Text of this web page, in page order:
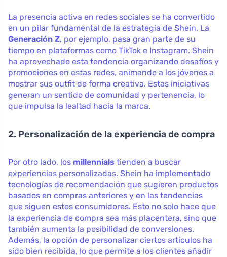
La presencia activa en redes sociales se ha convertido
en un pilar fundamental de la estrategia de Shein. La
Generación Z, por ejemplo, pasa gran parte de su
tiempo en plataformas como TikTok e Instagram. Shein
ha aprovechado esta tendencia organizando desafíos y
promociones en estas redes, animando a los jóvenes a
mostrar sus outfit de forma creativa. Estas iniciativas
generan un sentido de comunidad y pertenencia, lo
que impulsa la lealtad hacia la marca.
2. Personalización de la experiencia de compra
Por otro lado, los millennials tienden a buscar
experiencias personalizadas. Shein ha implementado
tecnologías de recomendación que sugieren productos
basados en compras anteriores y en las tendencias
que siguen estos consumidores. Esto no solo hace que
la experiencia de compra sea más placentera, sino que
también aumenta la posibilidad de conversiones.
Además, la opción de personalizar ciertos artículos ha
sido bien recibida, lo que permite a los clientes añadir